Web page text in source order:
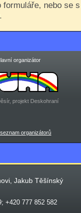
formuláře, nebo se
.
organizátor
projekt Deskohraní
organizátorů
Jakub Těšínský
+420 777 852 582